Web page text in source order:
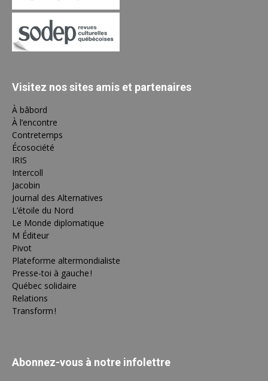
Visitez nos sites amis et partenaires
À bâbord
À l’encontre
Contretemps
Écosociété
IRIS
Intercoll
Jacobin
Journal des Alternatives
L’étoile du Nord
Le Monde diplomatique
M Éditeur
Pivot
Plateforme altermondialiste
Presse-toi à gauche !
Québec solidaire
Relations
Transform !
Abonnez-vous à notre infolettre